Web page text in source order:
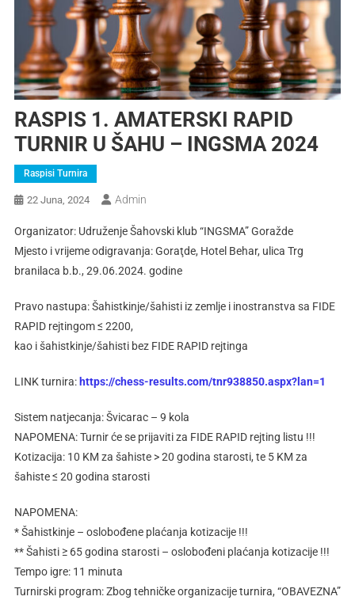
RASPIS 1. AMATERSKI RAPID
TURNIR U ŠAHU – INGSMA 2024
Raspisi Turnira
22 Juna, 2024 Admin
Organizator: Udruženje Šahovski klub “INGSMA” Goražde
Mjesto i vrijeme odigravanja: Goraţde, Hotel Behar, ulica Trg
branilaca b.b., 29.06.2024. godine
Pravo nastupa: Šahistkinje/šahisti iz zemlje i inostranstva sa FIDE
RAPID rejtingom ≤ 2200,
kao i šahistkinje/šahisti bez FIDE RAPID rejtinga
LINK turnira: https://chess-results.com/tnr938850.aspx?lan=1
Sistem natjecanja: Švicarac – 9 kola
NAPOMENA: Turnir će se prijaviti za FIDE RAPID rejting listu !!!
Kotizacija: 10 KM za šahiste > 20 godina starosti, te 5 KM za
šahiste ≤ 20 godina starosti
NAPOMENA:
* Šahistkinje – oslobođene plaćanja kotizacije !!!
** Šahisti ≥ 65 godina starosti – oslobođeni plaćanja kotizacije !!!
Tempo igre: 11 minuta
Turnirski program: Zbog tehničke organizacije turnira, “OBAVEZNA”